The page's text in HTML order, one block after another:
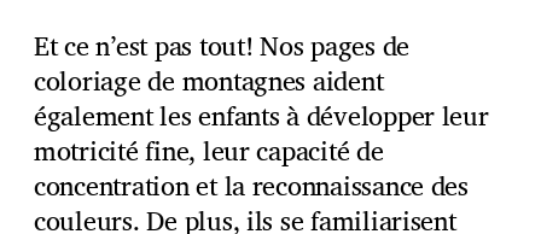
Et ce n’est pas tout! Nos pages de
coloriage de montagnes aident
également les enfants à développer leur
motricité fine, leur capacité de
concentration et la reconnaissance des
couleurs. De plus, ils se familiarisent